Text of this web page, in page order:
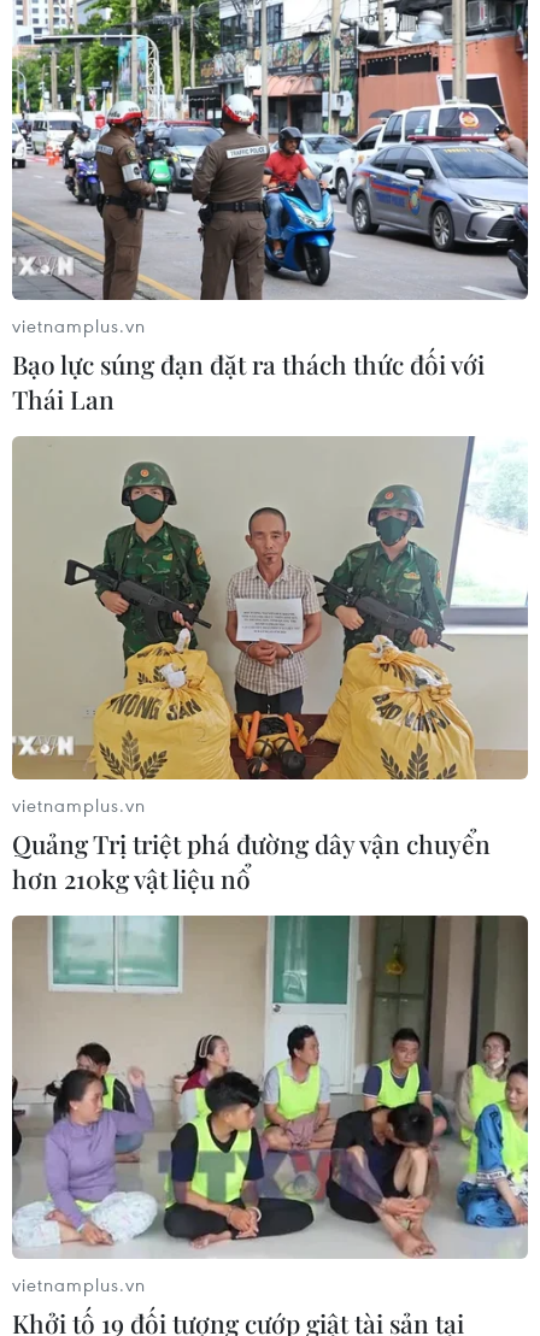
TIN CÙNG CHUYÊN MỤC
Chuyển Bộ Công an thông tin 7 cá
nhân bán vàng không rõ nguồn gốc
vietnamplus.vn
Bạo lực súng đạn đặt ra thách thức đối với
Thái Lan
vietnamplus.vn
Quảng Trị triệt phá đường dây vận chuyển
hơn 210kg vật liệu nổ
vietnamplus.vn
Khởi tố 19 đối tượng cướp giật tài sản tại